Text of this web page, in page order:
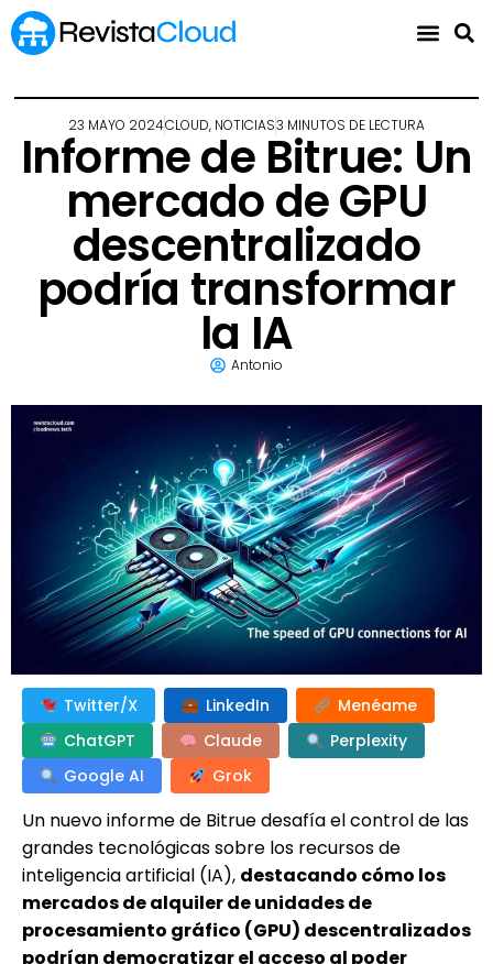
23 MAYO 2024CLOUD, NOTICIAS3 MINUTOS DE LECTURA
Informe de Bitrue: Un
mercado de GPU
descentralizado
podría transformar
la IA
Antonio
Twitter/X LinkedIn
Menéame
ChatGPT
Claude
Perplexity
Google AI
Grok
Un nuevo informe de Bitrue desafía el control de las
grandes tecnológicas sobre los recursos de
inteligencia artificial (IA), destacando cómo los
mercados de alquiler de unidades de
procesamiento gráfico (GPU) descentralizados
podrían democratizar el acceso al poder